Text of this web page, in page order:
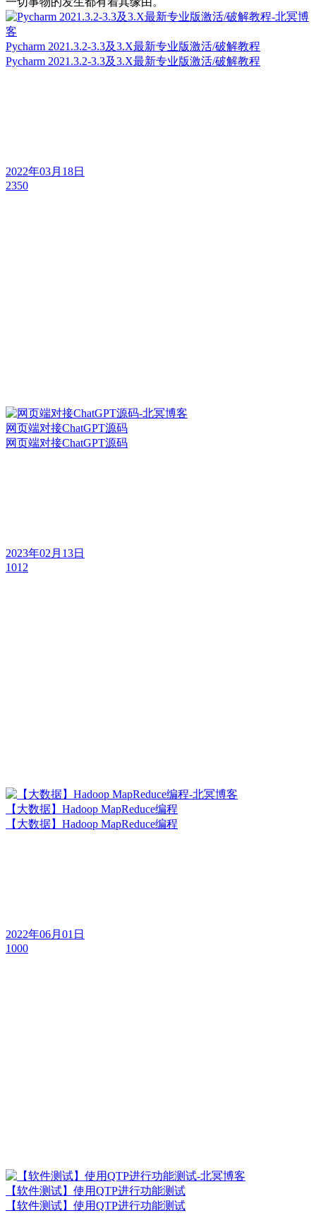
Pycharm 2021.3.2-3.3及3.X最新专业版激活/破解教程
Pycharm 2021.3.2-3.3及3.X最新专业版激活/破解教程
2022年03月18日
2350
网页端对接ChatGPT源码
网页端对接ChatGPT源码
2023年02月13日
1012
【大数据】Hadoop MapReduce编程
【大数据】Hadoop MapReduce编程
2022年06月01日
1000
【软件测试】使用QTP进行功能测试
【软件测试】使用QTP进行功能测试